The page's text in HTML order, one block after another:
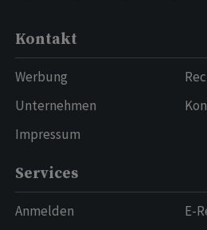
Kontakt
Werbung
Unternehmen
Impressum
Services
Anmelden
E-